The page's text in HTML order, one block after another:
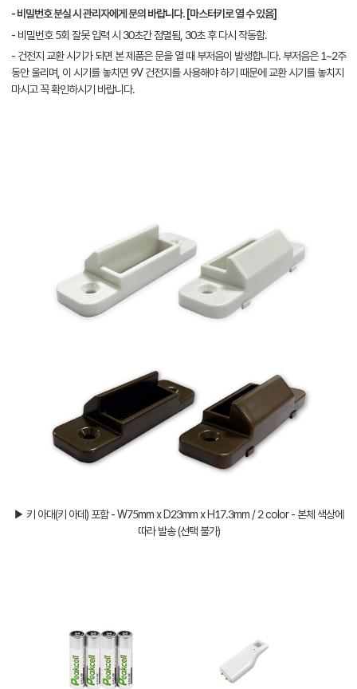
- 비밀번호 분실 시 관리자에게 문의 바랍니다. [마스터키로 열 수 있음]
- 비밀번호 5회 잘못 입력 시 30초간 점멸됨, 30초 후 다시 작동함.
- 건전지 교환 시기가 되면 본 제품은 문을 열 때 부저음이 발생합니다. 부저음은 1~2주
동안 울리며, 이 시기를 놓치면 9V 건전지를 사용해야 하기 때문에 교환 시기를 놓치지
마시고 꼭 확인하시기 바랍니다.
▶ 키 아대(키 아데) 포함 - W75mm x D23mm x H17.3mm / 2 color - 본체 색상에
따라 발송 (선택 불가)